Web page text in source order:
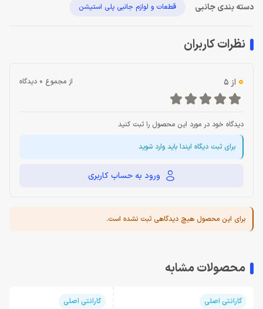
دسته بندی جانبی قطعات و لوازم جانبی پلی استیشن
نظرات کاربران
0 از 5 از مجموع 0 دیدگاه
دیدگاه خود در مورد این محصول را ثبت کنید
برای ثبت دیگاه ایندا باید وارد شوید
ورود به حساب کاربری
برای این محصول هیچ دیدگاهی ثبت نشده است.
محصولات مشابه
گارانتی اصلی گارانتی اصلی